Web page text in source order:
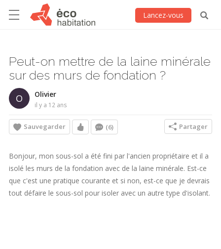
Lancez-vous
Peut-on mettre de la laine minérale
sur des murs de fondation ?
O Olivier
il y a 12 ans
Sauvegarder (6) Partager
Bonjour, mon sous-sol a été fini par l'ancien propriétaire et il a
isolé les murs de la fondation avec de la laine minérale. Est-ce
que c'est une pratique courante et si non, est-ce que je devrais
tout défaire le sous-sol pour isoler avec un autre type d'isolant.